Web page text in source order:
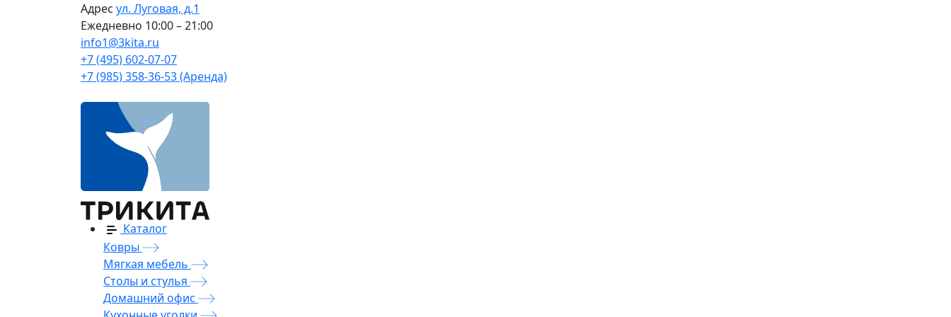
Адрес ул. Луговая, д.1
Ежедневно 10:00 – 21:00
info1@3kita.ru
+7 (495) 602-07-07
+7 (985) 358-36-53 (Аренда)
Каталог
Ковры
Мягкая мебель
Столы и стулья
Домашний офис